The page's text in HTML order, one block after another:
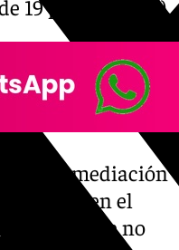
19 puntos (6-25).
por mediación
puntos en el
Unicaja que no